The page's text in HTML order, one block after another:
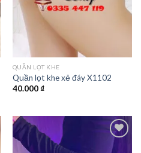
QUẦN LỌT KHE
Quần lọt khe xẻ đáy X1102
40.000₫